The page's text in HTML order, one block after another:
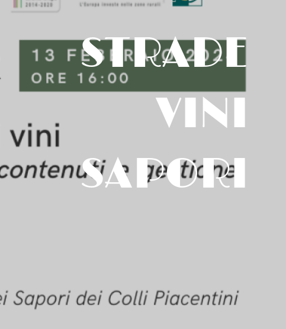
STRADE
VINI
SAPORI